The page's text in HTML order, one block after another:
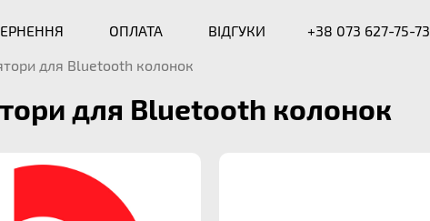
ОПЛАТА ВІДГУКИ +38 073 627-75-73
для Bluetooth колонок
для Bluetooth колонок